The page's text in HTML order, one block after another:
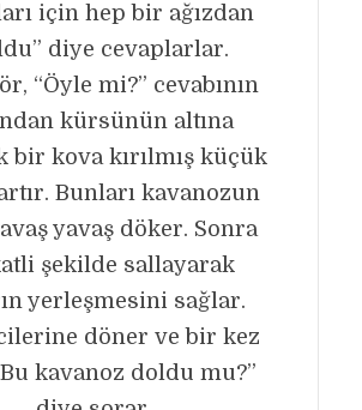
için hep bir ağızdan
diye cevaplarlar.
“Öyle mi?” cevabının
kürsünün altına
bir kova kırılmış küçük
Bunları kavanozun
yavaş döker. Sonra
şekilde sallayarak
yerleşmesini sağlar.
döner ve bir kez
kavanoz doldu mu?”